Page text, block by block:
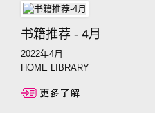
书籍推荐 - 4月
2022年4月
HOME LIBRARY